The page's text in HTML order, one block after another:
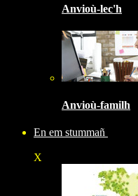
Anvioù-lec'h
Anvioù-familh
En em stummañ
X